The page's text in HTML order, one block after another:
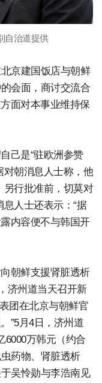
自治道提供
京建国饭店与朝鲜
会面，商讨交流合
面对本事业维持保
己是“驻欧洲参赞
对朝消息人士称，他
另行批准前，切莫对
人士还表示：“据
内容便不与韩国开
朝鲜支援肾脏透析
济州道当天召开新
团在北京与朝鲜官
”5月4日，济州道
6000万韩元（约合
药物、肾脏透析
吴怜勋与李浩南见